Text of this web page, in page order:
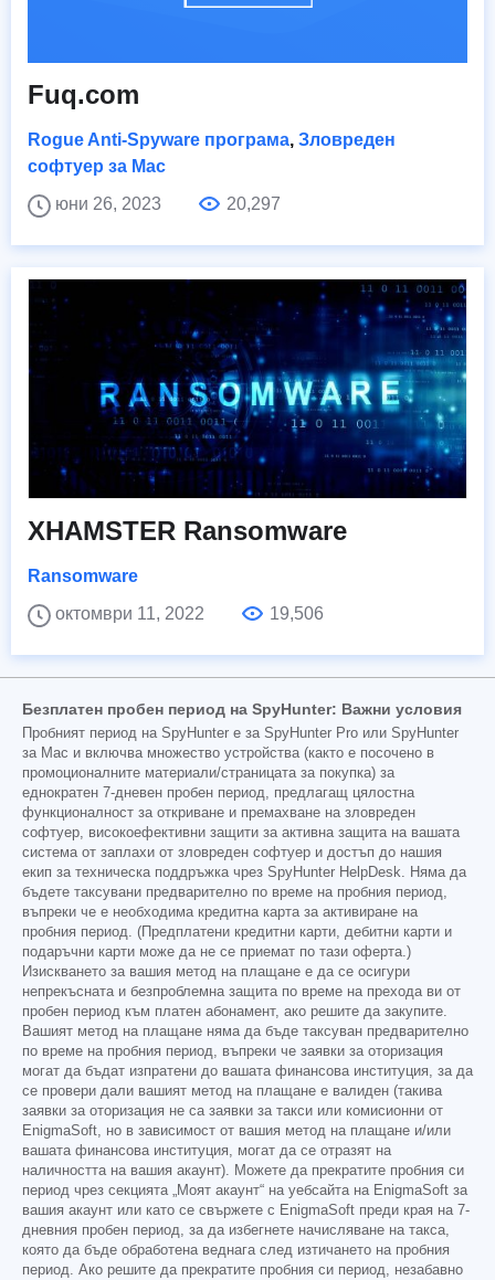
Fuq.com
Rogue Anti-Spyware програма, Зловреден
софтуер за Mac
юни 26, 2023
20,297
XHAMSTER Ransomware
Ransomware
октомври 11, 2022
19,506
Безплатен пробен период на SpyHunter: Важни условия
Пробният период на SpyHunter е за SpyHunter Pro или SpyHunter
за Mac и включва множество устройства (както е посочено в
промоционалните материали/страницата за покупка) за
еднократен 7-дневен пробен период, предлагащ цялостна
функционалност за откриване и премахване на зловреден
софтуер, високоефективни защити за активна защита на вашата
система от заплахи от зловреден софтуер и достъп до нашия
екип за техническа поддръжка чрез SpyHunter HelpDesk. Няма да
бъдете таксувани предварително по време на пробния период,
въпреки че е необходима кредитна карта за активиране на
пробния период. (Предплатени кредитни карти, дебитни карти и
подаръчни карти може да не се приемат по тази оферта.)
Изискването за вашия метод на плащане е да се осигури
непрекъсната и безпроблемна защита по време на прехода ви от
пробен период към платен абонамент, ако решите да закупите.
Вашият метод на плащане няма да бъде таксуван предварително
по време на пробния период, въпреки че заявки за оторизация
могат да бъдат изпратени до вашата финансова институция, за да
се провери дали вашият метод на плащане е валиден (такива
заявки за оторизация не са заявки за такси или комисионни от
EnigmaSoft, но в зависимост от вашия метод на плащане и/или
вашата финансова институция, могат да се отразят на
наличността на вашия акаунт). Можете да прекратите пробния си
период чрез секцията „Моят акаунт“ на уебсайта на EnigmaSoft за
вашия акаунт или като се свържете с EnigmaSoft преди края на 7-
дневния пробен период, за да избегнете начисляване на такса,
която да бъде обработена веднага след изтичането на пробния
период. Ако решите да прекратите пробния си период, незабавно